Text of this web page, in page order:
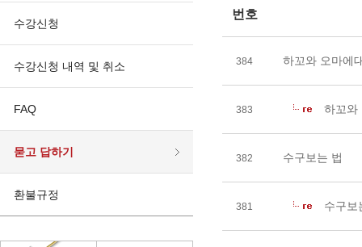
수강신청
수강신청 내역 및 취소
FAQ
묻고 답하기
환불규정
번호
384 하꼬와 오마에
383 하꼬와
382 수구보는 법
381 수구보